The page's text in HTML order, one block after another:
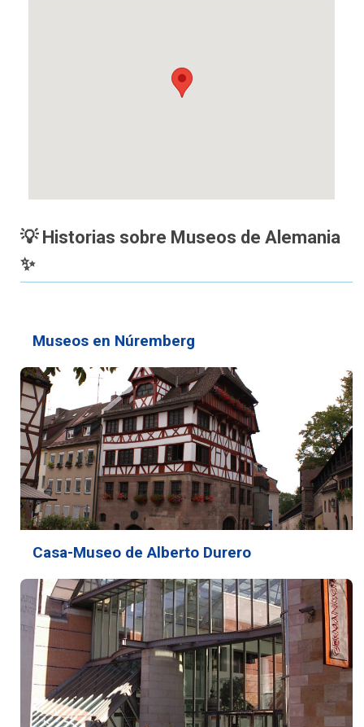
💡 Historias sobre Museos de Alemania
✨
Museos en Núremberg
Casa-Museo de Alberto Durero